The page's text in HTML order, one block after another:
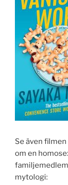
Se även filmen
om en
mytologi: